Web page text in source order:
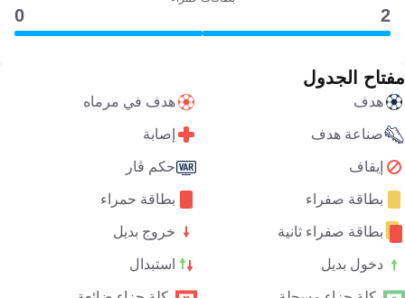
2
0
مفتاح الجدول
هدف هدف في مرماه
صناعة هدف إصابة
إيقاف حكم ڤار
بطاقة صفراء بطاقة حمراء
بطاقة صفراء ثانية خروج بديل
دخول بديل استبدال